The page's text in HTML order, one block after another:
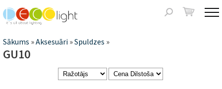
Meklēšanas
Jūs
atrodaties
Sākums »Aksesuāri »Spuldzes »
GU10